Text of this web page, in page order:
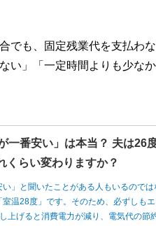
でも、固定残業代を支払わ
い」「一定時間よりも少な
一番安い」は本当？ 夫は26
くらい変わりますか？
い」と聞いたことがある人もいるので
室温28度」です。そのため、必ずしも
上げると消費電力が減り、電気代の節